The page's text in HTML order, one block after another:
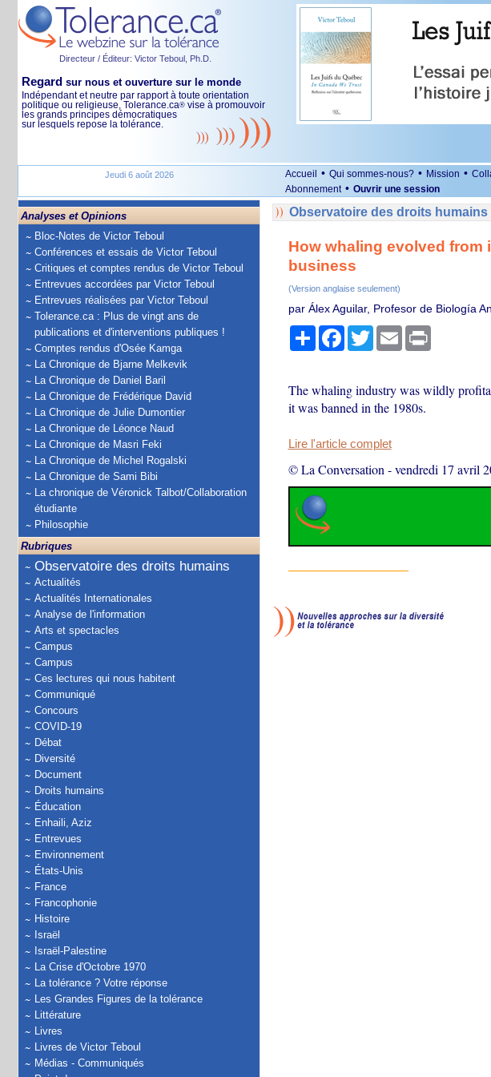
Directeur / Éditeur: Victor Teboul, Ph.D.
Regard sur nous et ouverture sur le monde
Indépendant et neutre par rapport à toute orientation
politique ou religieuse, Tolerance.ca® vise à promouvoir
les grands principes démocratiques
sur lesquels repose la tolérance.
Jeudi 6 août 2026 Accueil • Qui sommes-nous? • Mission •
Abonnement • Ouvrir une session
Analyses et Opinions
Bloc-Notes de Victor Teboul
Conférences et essais de Victor Teboul
Critiques et comptes rendus de Victor Teboul
Entrevues accordées par Victor Teboul
Entrevues réalisées par Victor Teboul
Tolerance.ca : Plus de vingt ans de
publications et d'interventions publiques !
Comptes rendus d'Osée Kamga
La Chronique de Bjarne Melkevik
La Chronique de Daniel Baril
La Chronique de Frédérique David
La Chronique de Julie Dumontier
La Chronique de Léonce Naud
La Chronique de Masri Feki
La Chronique de Michel Rogalski
La Chronique de Sami Bibi
La chronique de Véronick Talbot/Collaboration
étudiante
Philosophie
Rubriques
Observatoire des droits humains
Actualités
Actualités Internationales
Analyse de l'information
Arts et spectacles
Campus
Campus
Ces lectures qui nous habitent
Communiqué
Concours
COVID-19
Débat
Diversité
Document
Droits humains
Éducation
Enhaili, Aziz
Entrevues
Environnement
États-Unis
France
Francophonie
Histoire
Israël
Israël-Palestine
La Crise d'Octobre 1970
La tolérance ? Votre réponse
Les Grandes Figures de la tolérance
Littérature
Livres
Livres de Victor Teboul
Médias - Communiqués
Observatoire des droits
How whaling evolved from
business
(Version anglaise seulement)
par Álex Aguilar, Profesor de Biología
PartagerFacebook
TwitterEmail Print
The whaling industry was wildly
it was banned in the 1980s.
Lire l'article complet
© La Conversation -vendredi 17 avril